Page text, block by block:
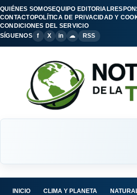
QUIÉNES SOMOSEQUIPO EDITORIAL
CONTACTOPOLÍTICA DE PRIVACIDAD Y
CONDICIONES DEL SERVICIO
SÍGUENOS
f X in ☁ RSS
INICIO CLIMA Y PLANETA